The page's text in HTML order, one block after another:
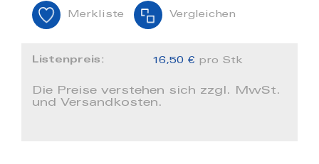
Merkliste Vergleichen
Listenpreis: 16,50 € pro Stk
Die Preise verstehen sich zzgl. MwSt.
und Versandkosten.